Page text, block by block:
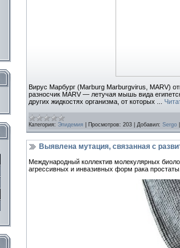
Вирус Марбург (Marburg Marburgvirus, MARV)
разносчик MARV — летучая мышь вида
других жидкостях организма, от которых
Категория: Эпидемия Просмотров: 203 Добавил: Sergo
Выявлена мутация, связанная с
Международный коллектив молекулярных
агрессивных и инвазивных форм рака